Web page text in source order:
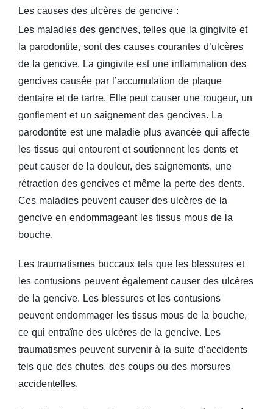
Les causes des ulcères de gencive :
Les maladies des gencives, telles que la gingivite et
la parodontite, sont des causes courantes d’ulcères
de la gencive. La gingivite est une inflammation des
gencives causée par l’accumulation de plaque
dentaire et de tartre. Elle peut causer une rougeur, un
gonflement et un saignement des gencives. La
parodontite est une maladie plus avancée qui affecte
les tissus qui entourent et soutiennent les dents et
peut causer de la douleur, des saignements, une
rétraction des gencives et même la perte des dents.
Ces maladies peuvent causer des ulcères de la
gencive en endommageant les tissus mous de la
bouche.
Les traumatismes buccaux tels que les blessures et
les contusions peuvent également causer des ulcères
de la gencive. Les blessures et les contusions
peuvent endommager les tissus mous de la bouche,
ce qui entraîne des ulcères de la gencive. Les
traumatismes peuvent survenir à la suite d’accidents
tels que des chutes, des coups ou des morsures
accidentelles.